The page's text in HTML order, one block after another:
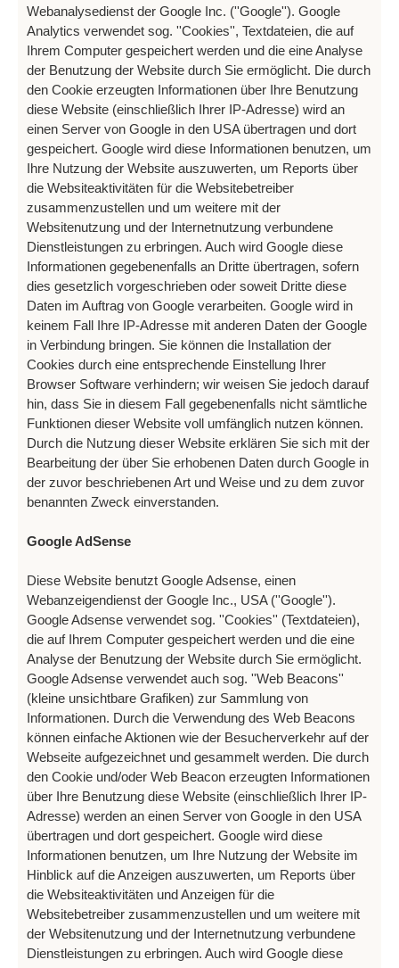
Webanalysedienst der Google Inc. (''Google''). Google
Analytics verwendet sog. ''Cookies'', Textdateien, die auf
Ihrem Computer gespeichert werden und die eine Analyse
der Benutzung der Website durch Sie ermöglicht. Die durch
den Cookie erzeugten Informationen über Ihre Benutzung
diese Website (einschließlich Ihrer IP-Adresse) wird an
einen Server von Google in den USA übertragen und dort
gespeichert. Google wird diese Informationen benutzen, um
Ihre Nutzung der Website auszuwerten, um Reports über
die Websiteaktivitäten für die Websitebetreiber
zusammenzustellen und um weitere mit der
Websitenutzung und der Internetnutzung verbundene
Dienstleistungen zu erbringen. Auch wird Google diese
Informationen gegebenenfalls an Dritte übertragen, sofern
dies gesetzlich vorgeschrieben oder soweit Dritte diese
Daten im Auftrag von Google verarbeiten. Google wird in
keinem Fall Ihre IP-Adresse mit anderen Daten der Google
in Verbindung bringen. Sie können die Installation der
Cookies durch eine entsprechende Einstellung Ihrer
Browser Software verhindern; wir weisen Sie jedoch darauf
hin, dass Sie in diesem Fall gegebenenfalls nicht sämtliche
Funktionen dieser Website voll umfänglich nutzen können.
Durch die Nutzung dieser Website erklären Sie sich mit der
Bearbeitung der über Sie erhobenen Daten durch Google in
der zuvor beschriebenen Art und Weise und zu dem zuvor
benannten Zweck einverstanden.
Google AdSense
Diese Website benutzt Google Adsense, einen
Webanzeigendienst der Google Inc., USA (''Google'').
Google Adsense verwendet sog. ''Cookies'' (Textdateien),
die auf Ihrem Computer gespeichert werden und die eine
Analyse der Benutzung der Website durch Sie ermöglicht.
Google Adsense verwendet auch sog. ''Web Beacons''
(kleine unsichtbare Grafiken) zur Sammlung von
Informationen. Durch die Verwendung des Web Beacons
können einfache Aktionen wie der Besucherverkehr auf der
Webseite aufgezeichnet und gesammelt werden. Die durch
den Cookie und/oder Web Beacon erzeugten Informationen
über Ihre Benutzung diese Website (einschließlich Ihrer IP-
Adresse) werden an einen Server von Google in den USA
übertragen und dort gespeichert. Google wird diese
Informationen benutzen, um Ihre Nutzung der Website im
Hinblick auf die Anzeigen auszuwerten, um Reports über
die Websiteaktivitäten und Anzeigen für die
Websitebetreiber zusammenzustellen und um weitere mit
der Websitenutzung und der Internetnutzung verbundene
Dienstleistungen zu erbringen. Auch wird Google diese